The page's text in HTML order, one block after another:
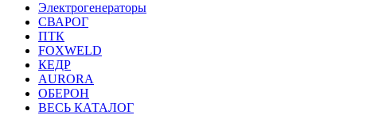
Электрогенераторы
СВАРОГ
ПТК
FOXWELD
КЕДР
AURORA
ОБЕРОН
ВЕСЬ КАТАЛОГ